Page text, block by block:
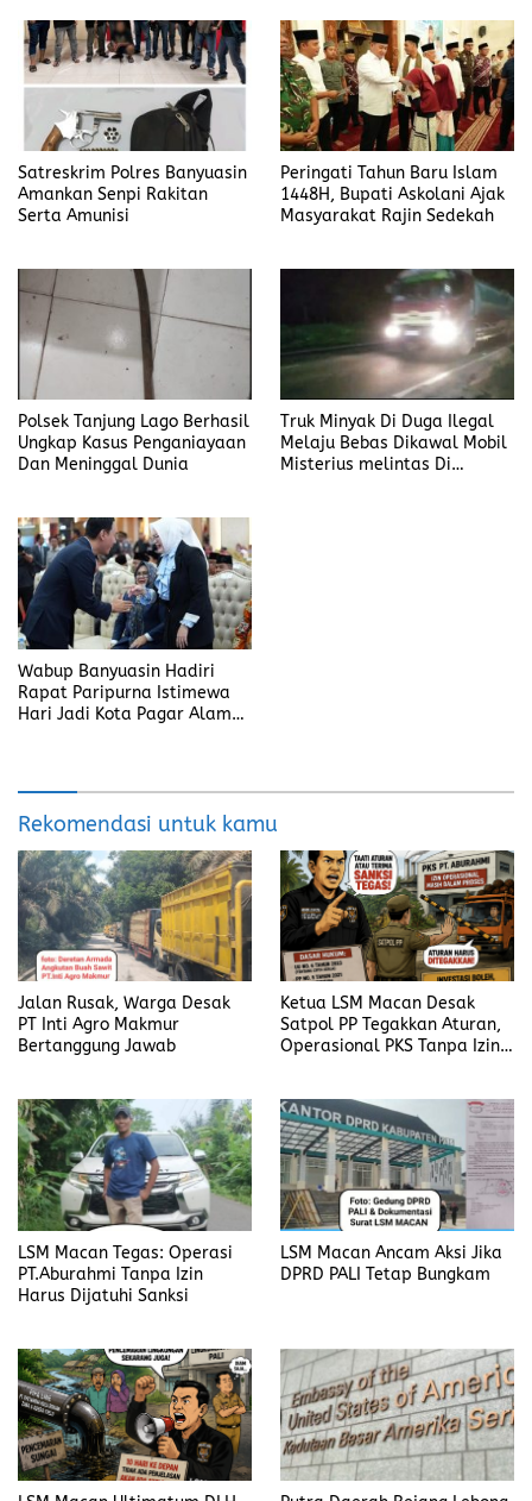
Satreskrim Polres Banyuasin
Amankan Senpi Rakitan
Serta Amunisi
Peringati Tahun Baru Islam
1448H, Bupati Askolani Ajak
Masyarakat Rajin Sedekah
Polsek Tanjung Lago Berhasil
Ungkap Kasus Penganiayaan
Dan Meninggal Dunia
Truk Minyak Di Duga Ilegal
Melaju Bebas Dikawal Mobil
Misterius melintas Di
Wabup Banyuasin Hadiri
Rapat Paripurna Istimewa
Hari Jadi Kota Pagar Alam
Rekomendasi untuk kamu
Jalan Rusak, Warga Desak
PT Inti Agro Makmur
Bertanggung Jawab
Ketua LSM Macan Desak
Satpol PP Tegakkan Aturan,
Operasional PKS Tanpa Izin
LSM Macan Tegas: Operasi
PT.Aburahmi Tanpa Izin
Harus Dijatuhi Sanksi
LSM Macan Ancam Aksi Jika
DPRD PALI Tetap Bungkam